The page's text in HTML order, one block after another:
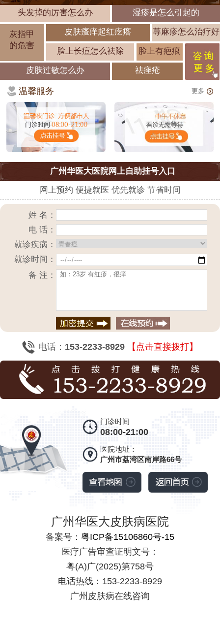
头发掉的厉害怎么办 湿疹是怎么引起的
灰指甲
的危害
皮肤瘙痒起红疙瘩 荨麻疹怎么治疗好
脸上长痘怎么祛除 脸上有疤痕
皮肤过敏怎么办 祛痤疮
温馨服务 更多
广州华医大医院网上自助挂号入口
网上预约 便捷就医 优先就诊 节省时间
姓 名：
电 话：
就诊疾病：
就诊时间：
备 注：
电话： 153-2233-8929 【点击直接拨打】
门诊时间
08:00-21:00
医院地址：
广州市荔湾区南岸路66号
广州华医大皮肤病医院
备案号： 粤ICP备15106860号-15
医疗广告审查证明文号：
粤(A)广(2025)第758号
电话热线：153-2233-8929
广州皮肤病在线咨询